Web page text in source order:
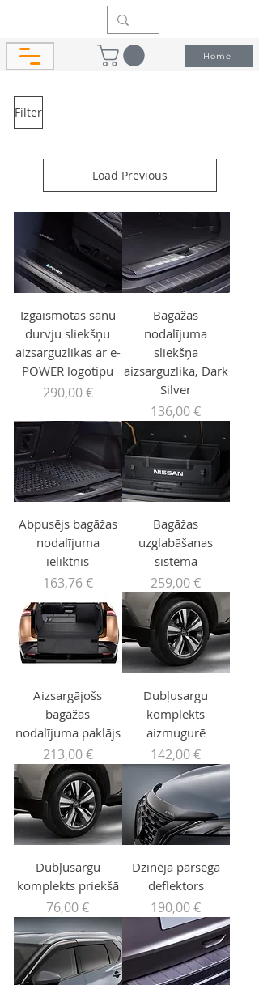
Home
Filter
Load Previous
Izgaismotas sānu
durvju sliekšņu
aizsarguzlikas ar e-
POWER logotipu
Price
290,00 €
Bagāžas
nodalījuma
sliekšņa
aizsarguzlika, Dark
Silver
Price
136,00 €
Abpusējs bagāžas
nodalījuma
ieliktnis
Price
163,76 €
Bagāžas
uzglabāšanas
sistēma
Price
259,00 €
Aizsargājošs
bagāžas
nodalījuma paklājs
Price
213,00 €
Dubļusargu
komplekts
aizmugurē
Price
142,00 €
Dubļusargu
komplekts priekšā
Price
76,00 €
Dzinēja pārsega
deflektors
Price
190,00 €